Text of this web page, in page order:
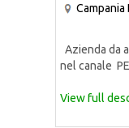
Campania
Azienda da
nel canale
View full